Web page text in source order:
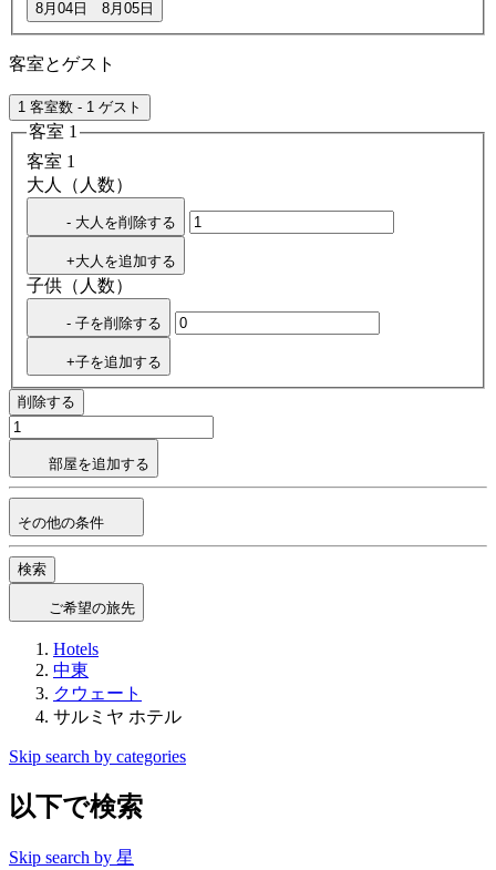
8月04日 8月05日
客室とゲスト
1 客室数 - 1 ゲスト
客室 1
客室 1
大人（人数）
- 大人を削除する
+大人を追加する
子供（人数）
- 子を削除する
+子を追加する
削除する
部屋を追加する
その他の条件
検索
ご希望の旅先
Hotels
中東
クウェート
サルミヤ ホテル
Skip search by categories
以下で検索
Skip search by 星